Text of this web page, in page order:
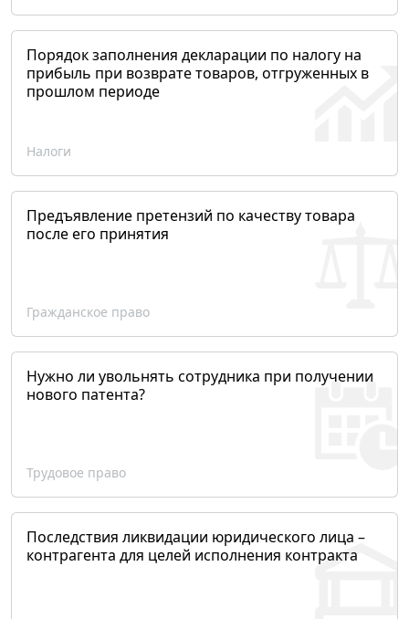
Порядок заполнения декларации по налогу на
прибыль при возврате товаров, отгруженных в
прошлом периоде
Налоги
Предъявление претензий по качеству товара
после его принятия
Гражданское право
Нужно ли увольнять сотрудника при получении
нового патента?
Трудовое право
Последствия ликвидации юридического лица –
контрагента для целей исполнения контракта